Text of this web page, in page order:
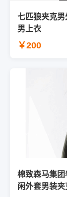
七匹狼夹克
男上衣
￥200
棉致森马集
闲外套男装夹